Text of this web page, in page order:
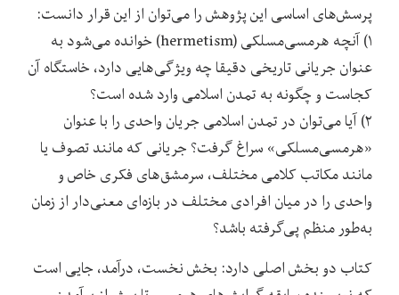
پرسش‌های اساسی این پژوهش را می‌توان از این قرار دانست:
۱) آنچه هرمسی‌مسلکی (hermetism) خوانده می‌شود به
عنوان جریانی تاریخی دقیقا چه ویژگی‌هایی دارد، خاستگاه آن
کجاست و چگونه به تمدن اسلامی وارد شده است؟
۲) آیا می‌توان در تمدن اسلامی جریان واحدی را با عنوان
«هرمسی‌مسلکی» سراغ گرفت؟ جریانی که مانند تصوف یا
مانند مکاتب کلامی مختلف، سرمشق‌های فکری خاص و
واحدی را در میان افرادی مختلف در بازه‌ای معنی‌دار از زمان
به‌طور منظم پی‌گرفته باشد؟
کتاب دو بخش اصلی دارد: بخش نخست، درآمد، جایی است